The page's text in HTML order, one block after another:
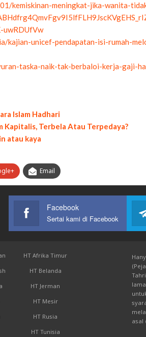
kemiskinan-meningkat-jika-wanita-
uwRDUfVw
kajian-unicef-pendapatan-isi-rumah-
taska-naik-tak-berbaloi-kerja-gaji-
Islam Hadhari
Kapitalis, Terbela Atau Terpedaya?
atau kaya
Email
Facebook
Sertai kami di Facebook
HT Afrika Timur
HT Belanda
HT Jerman
HT Mesir
HT Rusia
HT Tunisia
asal